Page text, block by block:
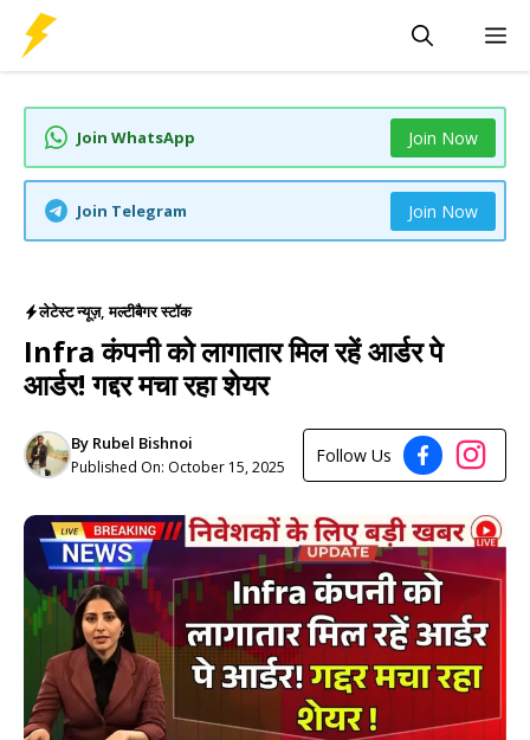
content
Join WhatsApp Join Now
Join Telegram Join Now
लेटेस्ट न्यूज़,मल्टीबैगर स्टॉक
Infra कंपनी को लागातार मिल रहें आर्डर पे
आर्डर! गद्दर मचा रहा शेयर
By Rubel Bishnoi
Published On: October 15, 2025
Follow Us